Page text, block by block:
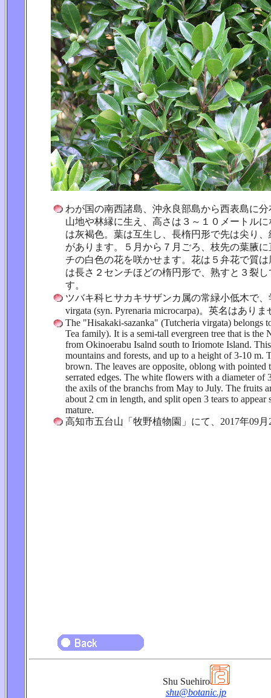
わが国の南西諸島、沖永良部島から西表島に
山地や林縁に生え、高さは３～１０メートル
は灰褐色。葉は互生し、長楕円形で先は尖り
があります。５月から７月ごろ、枝先の葉腋
チの白色の花を咲かせます。花は５弁花で質
は長さ２センチほどの楕円形で、熟すと３裂
す。
ツバキ科ヒサカキサザンカ属の常緑小低木で、
virgata (syn. Pyrenaria microcarpa)。英名はありま
The "Hisakaki-sazanka" (Tutcheria virgata) belongs
Tea family). It is a semi-tall evergreen tree that is the
from Okinoerabu Isalnd south to Iriomote Island.
mountains and forests, and up to a height of 3-10 m.
brown. The leaves are opposite, oblong with pointed
serrated edges. The white flowers with a diameter of
the axils of the branchs from May to July. The fruits
about 2 cm in length, and split open 3 tears to appear
mature.
高知市五台山「牧野植物園」にて、2017年09
Shu Suehiro
shu@botanic.jp